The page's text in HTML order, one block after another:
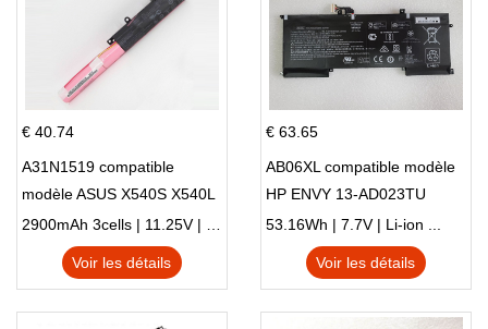
€ 40.74
A31N1519 compatible
modèle ASUS X540S X540L
X540LA-SI302 X540SA
X540S
2900mAh 3cells | 11.25V | Li-ion ...
Voir les détails
€ 63.65
AB06XL compatible modèle
HP ENVY 13-AD023TU
HSTNN-DB8C 921438-855
TPN-I128
53.16Wh | 7.7V | Li-ion ...
Voir les détails